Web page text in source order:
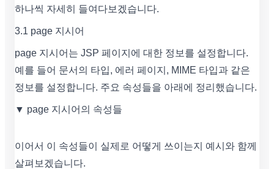
하나씩 자세히 들여다보겠습니다.
3.1 page 지시어
page 지시어는 JSP 페이지에 대한 정보를 설정합니다.
예를 들어 문서의 타입, 에러 페이지, MIME 타입과 같은
정보를 설정합니다. 주요 속성들을 아래에 정리했습니다.
▼ page 지시어의 속성들
이어서 이 속성들이 실제로 어떻게 쓰이는지 예시와 함께
살펴보겠습니다.